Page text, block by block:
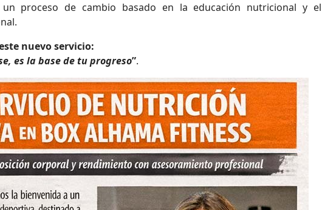
proceso de cambio basado en la educación nutricional y el
nuevo servicio:
es la base de tu progreso”.